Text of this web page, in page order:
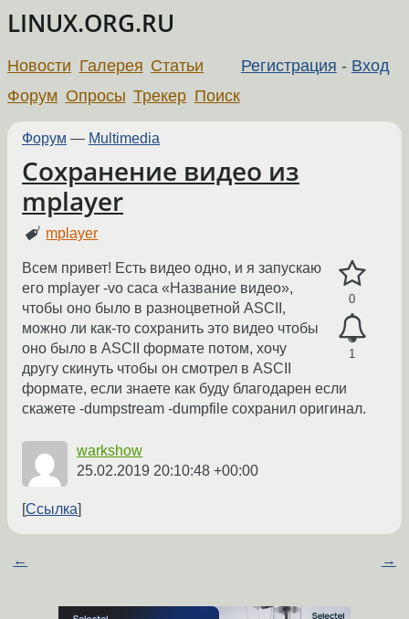
LINUX.ORG.RU
Регистрация - Вход
Новости Галерея Статьи
Форум Опросы Трекер Поиск
Форум — Multimedia
Сохранение видео из
mplayer
mplayer
0
1
Всем привет! Есть видео одно, и я запускаю
его mplayer -vo caca «Название видео»,
чтобы оно было в разноцветной ASCII,
можно ли как-то сохранить это видео чтобы
оно было в ASCII формате потом, хочу
другу скинуть чтобы он смотрел в ASCII
формате, если знаете как буду благодарен если
скажете -dumpstream -dumpfile сохранил оригинал.
warkshow
25.02.2019 20:10:48 +00:00
Ссылка
← →